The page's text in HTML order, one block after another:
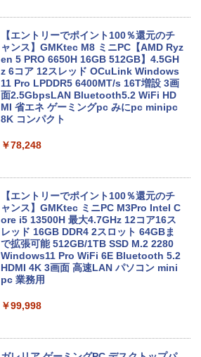
B ラベンダーパープル 11型Androidタブ
レット 6GB/128GB/WiFi VHU5864JP
￥29,981
【P最大15倍還元】2025年新生活応援！
定済 Win11搭載 インテル第13世代CPU
ライン授業対応 軽量ノートPC 14Q8F
￥31,980
DELL Inspiron15 5583 Windows11 64
bit WEBカメラ HDMI テンキー Core i7 8
D1TB 無線LAN DVDマルチ A4サイズ フ
【エントリーでポイント100％還元のチ
ャンス】GMKtec M8 ミニPC【AMD Ryz
en 5 PRO 6650H 16GB 512GB】4.5GH
z 6コア 12スレッド OCuLink Windows
11 Pro LPDDR5 6400MT/s 16T増設 3画
面2.5GbpsLAN Bluetooth5.2 WiFi HD
MI 省エネ ゲーミングpc みにpc minipc
8K コンパクト
￥78,248
【エントリーでポイント100％還元のチ
ャンス】GMKtec ミニPC M3Pro Intel C
ore i5 13500H 最大4.7GHz 12コア16ス
レッド 16GB DDR4 2スロット 64GBま
で拡張可能 512GB/1TB SSD M.2 2280
Windows11 Pro WiFi 6E Bluetooth 5.2
HDMI 4K 3画面 高速LAN パソコン mini
pc 業務用
￥99,998